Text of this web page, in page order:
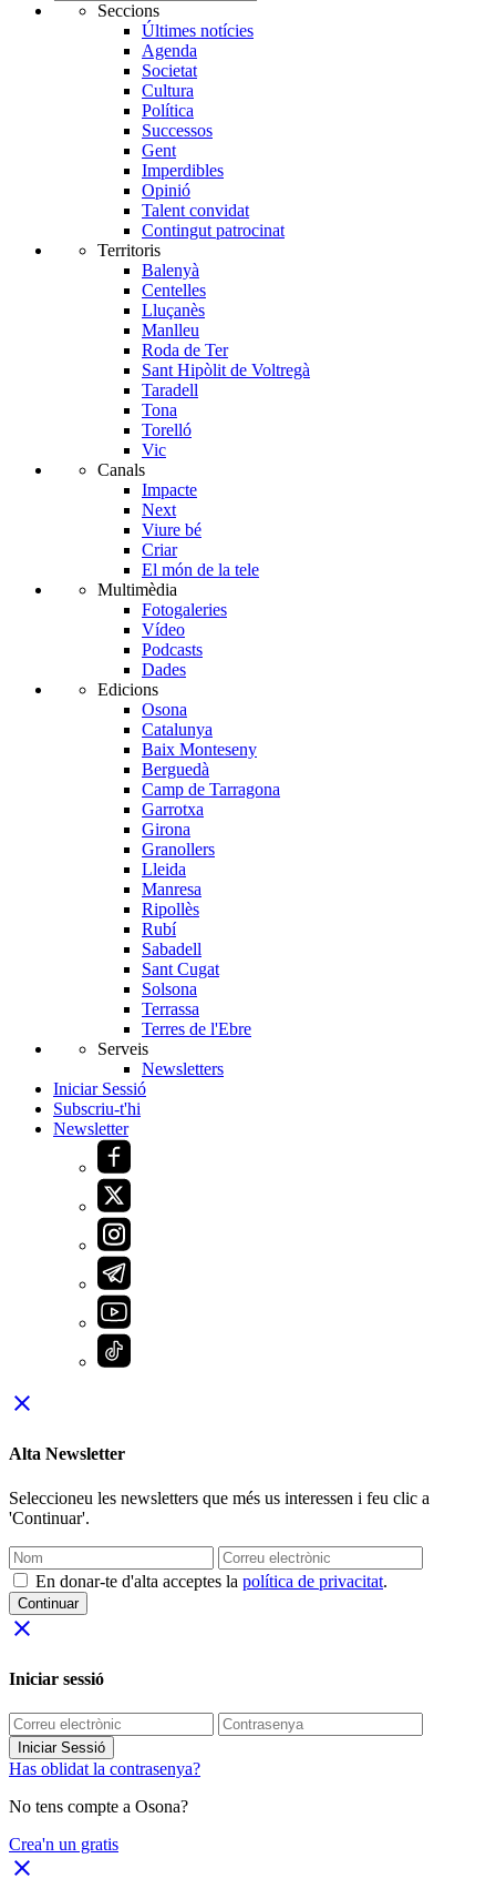
Seccions
Últimes notícies
Agenda
Societat
Cultura
Política
Successos
Gent
Imperdibles
Opinió
Talent convidat
Contingut patrocinat
Territoris
Balenyà
Centelles
Lluçanès
Manlleu
Roda de Ter
Sant Hipòlit de Voltregà
Taradell
Tona
Torelló
Vic
Canals
Impacte
Next
Viure bé
Criar
El món de la tele
Multimèdia
Fotogaleries
Vídeo
Podcasts
Dades
Edicions
Osona
Catalunya
Baix Monteseny
Berguedà
Camp de Tarragona
Garrotxa
Girona
Granollers
Lleida
Manresa
Ripollès
Rubí
Sabadell
Sant Cugat
Solsona
Terrassa
Terres de l'Ebre
Serveis
Newsletters
Iniciar Sessió
Subscriu-t'hi
Newsletter
close
Alta Newsletter
Seleccioneu les newsletters que més us interessen i feu clic a
'Continuar'.
En donar-te d'alta acceptes la política de privacitat.
Continuar
close
Iniciar sessió
Iniciar Sessió
Has oblidat la contrasenya?
No tens compte a Osona?
Crea'n un gratis
close